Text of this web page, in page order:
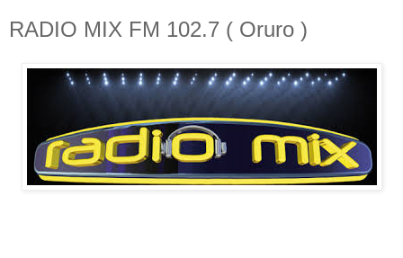
RADIO MIX FM 102.7 ( Oruro )